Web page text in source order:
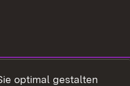
optimal gestalten